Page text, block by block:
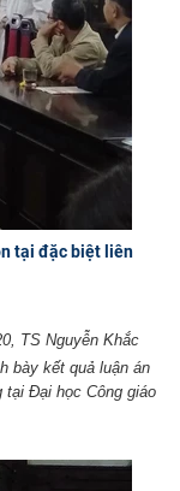
tại đặc biệt liên
TS Nguyễn Khắc
bày kết quả luận án
tại Đại học Công giáo